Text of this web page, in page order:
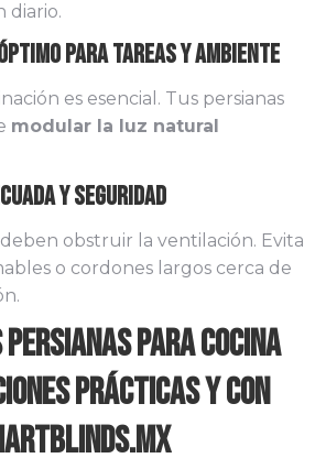
diario.
para Tareas y Ambiente
es esencial. Tus persianas
modular la luz natural
y Seguridad
deben obstruir la ventilación. Evita
o cordones largos cerca de
para Cocina
Prácticas y con